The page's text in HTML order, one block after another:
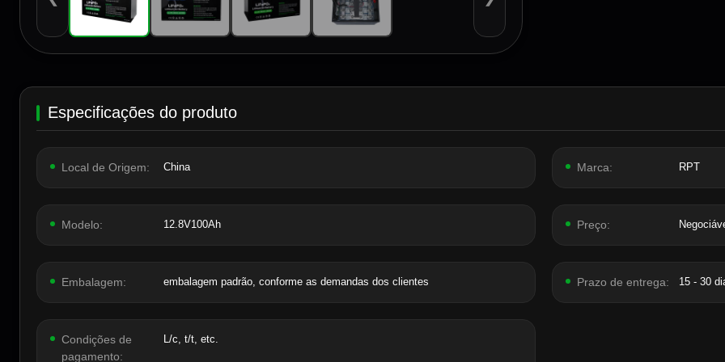
Especificações do produto
Local de Origem: China Marca: RPT
Modelo: 12.8V100Ah Preço:
Embalagem: embalagem padrão, conforme as demandas dos clientes Prazo de entrega: 15 - 30
Condições de
pagamento:
L/c, t/t, etc.